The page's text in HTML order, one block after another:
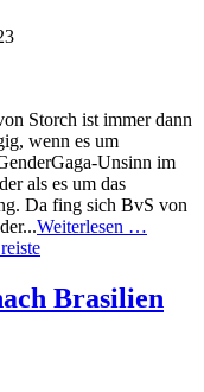
Storch ist immer dann
wenn es um
Unsinn im
als es um das
Da fing sich BvS von
Weiterlesen …
Brasilien